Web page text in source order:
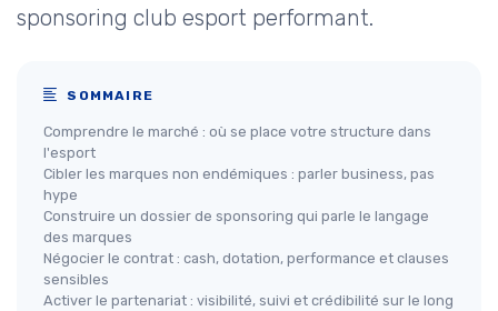
sponsoring club esport performant.
SOMMAIRE
Comprendre le marché : où se place votre structure dans
l'esport
Cibler les marques non endémiques : parler business, pas
hype
Construire un dossier de sponsoring qui parle le langage
des marques
Négocier le contrat : cash, dotation, performance et clauses
sensibles
Activer le partenariat : visibilité, suivi et crédibilité sur le long